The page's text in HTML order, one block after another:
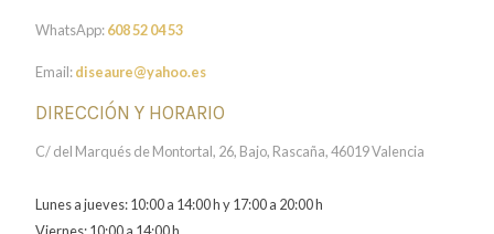
WhatsApp:608 52 04 53
Email:diseaure@yahoo.es
DIRECCIÓN Y HORARIO
C/ del Marqués de Montortal, 26, Bajo, Rascaña, 46019 Valencia
Lunes a jueves: 10:00 a 14:00 h y 17:00 a 20:00 h